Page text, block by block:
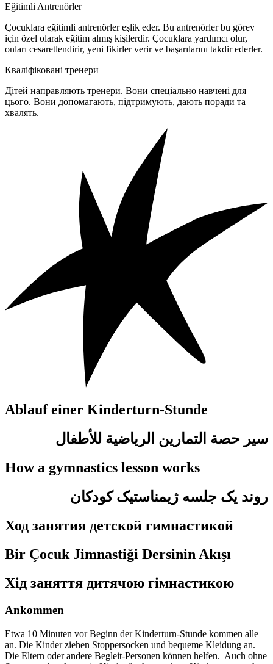
Eğitimli Antrenörler
Çocuklara eğitimli antrenörler eşlik eder. Bu antrenörler bu görev
için özel olarak eğitim almış kişilerdir. Çocuklara yardımcı olur,
onları cesaretlendirir, yeni fikirler verir ve başarılarını takdir ederler.
Кваліфіковані тренери
Дітей направляють тренери. Вони спеціально навчені для
цього. Вони допомагають, підтримують, дають поради та
хвалять.
Ablauf einer Kinderturn-Stunde
سير حصة التمارين الرياضية للأطفال
How a gymnastics lesson works
روند یک جلسه ژیمناستیک کودکان
Ход занятия детской гимнастикой
Bir Çocuk Jimnastiği Dersinin Akışı
Хід заняття дитячою гімнастикою
Ankommen
Etwa 10 Minuten vor Beginn der Kinderturn-Stunde kommen alle
an. Die Kinder ziehen Stoppersocken und bequeme Kleidung an.
Die Eltern oder andere Begleit-Personen können helfen. Auch ohne